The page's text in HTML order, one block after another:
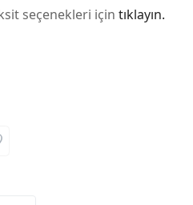
seçenekleri için tıklayın.